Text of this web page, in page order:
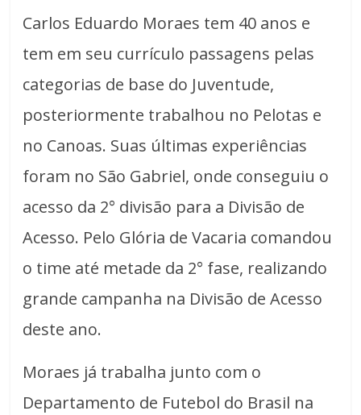
Carlos Eduardo Moraes tem 40 anos e
tem em seu currículo passagens pelas
categorias de base do Juventude,
posteriormente trabalhou no Pelotas e
no Canoas. Suas últimas experiências
foram no São Gabriel, onde conseguiu o
acesso da 2° divisão para a Divisão de
Acesso. Pelo Glória de Vacaria comandou
o time até metade da 2° fase, realizando
grande campanha na Divisão de Acesso
deste ano.
Moraes já trabalha junto com o
Departamento de Futebol do Brasil na